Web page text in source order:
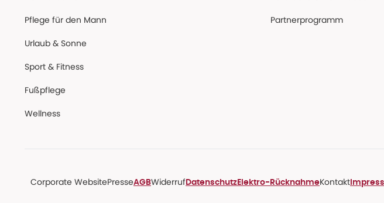
Pflege für den Mann
Urlaub & Sonne
Sport & Fitness
Fußpflege
Wellness
Partnerprogramm
Corporate WebsitePresseAGBWiderruf Datenschutz Elektro-RücknahmeKontakt